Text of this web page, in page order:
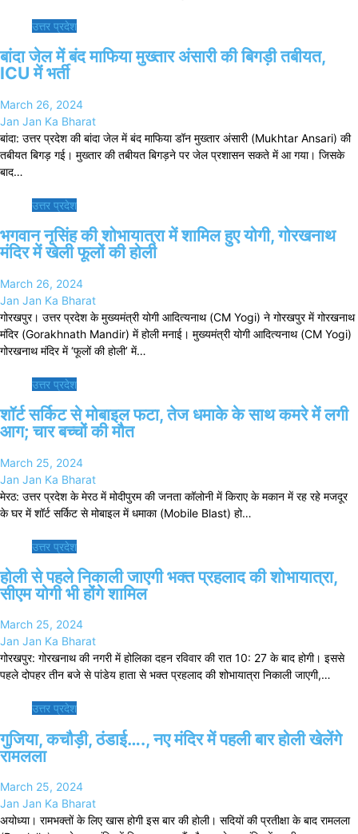
उत्तर प्रदेश
बांदा जेल में बंद माफिया मुख्तार अंसारी की बिगड़ी तबीयत,
ICU में भर्ती
March 26, 2024
Jan Jan Ka Bharat
बांदा: उत्तर प्रदेश की बांदा जेल में बंद माफिया डॉन मुख्तार अंसारी (Mukhtar Ansari) की
तबीयत बिगड़ गई। मुख्तार की तबीयत बिगड़ने पर जेल प्रशासन सकते में आ गया। जिसके
बाद…
उत्तर प्रदेश
भगवान नृसिंह की शोभायात्रा में शामिल हुए योगी, गोरखनाथ
मंदिर में खेली फूलों की होली
March 26, 2024
Jan Jan Ka Bharat
गोरखपुर। उत्तर प्रदेश के मुख्यमंत्री योगी आदित्यनाथ (CM Yogi) ने गोरखपुर में गोरखनाथ
मंदिर (Gorakhnath Mandir) में होली मनाई। मुख्यमंत्री योगी आदित्यनाथ (CM Yogi)
गोरखनाथ मंदिर में ‘फूलों की होली’ में…
उत्तर प्रदेश
शॉर्ट सर्किट से मोबाइल फटा, तेज धमाके के साथ कमरे में लगी
आग; चार बच्चों की मौत
March 25, 2024
Jan Jan Ka Bharat
मेरठ: उत्तर प्रदेश के मेरठ में मोदीपुरम की जनता कॉलोनी में किराए के मकान में रह रहे मजदूर
के घर में शॉर्ट सर्किट से मोबाइल में धमाका (Mobile Blast) हो…
उत्तर प्रदेश
होली से पहले निकाली जाएगी भक्त प्रहलाद की शोभायात्रा,
सीएम योगी भी होंगे शामिल
March 25, 2024
Jan Jan Ka Bharat
गोरखपुर: गोरखनाथ की नगरी में होलिका दहन रविवार की रात 10: 27 के बाद होगी। इससे
पहले दोपहर तीन बजे से पांडेय हाता से भक्त प्रहलाद की शोभायात्रा निकाली जाएगी,…
उत्तर प्रदेश
गुजिया, कचौड़ी, ठंडाई…., नए मंदिर में पहली बार होली खेलेंगे
रामलला
March 25, 2024
Jan Jan Ka Bharat
अयोध्या। रामभक्तों के लिए खास होगी इस बार की होली। सदियों की प्रतीक्षा के बाद रामलला